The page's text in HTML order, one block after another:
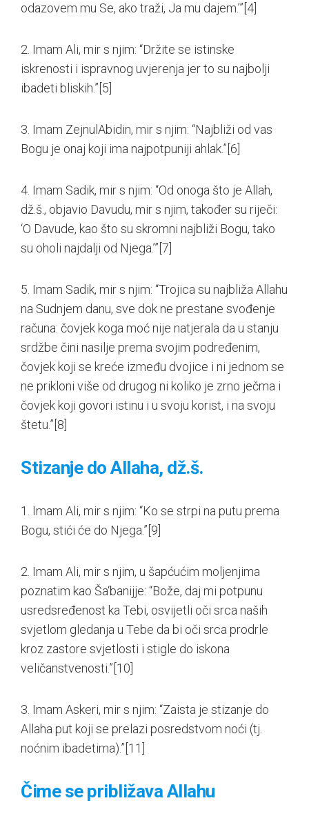
odazovem mu Se, ako traži, Ja mu dajem.’” [4]
2. Imam Ali, mir s njim: “Držite se istinske
iskrenosti i ispravnog uvjerenja jer to su najbolji
ibadeti bliskih.” [5]
3. Imam Zejnul­Abidin, mir s njim: “Najbliži od vas
Bogu je onaj koji ima najpotpuniji ahlak.” [6]
4. Imam Sadik, mir s njim: “Od onoga što je Allah,
dž.š., objavio Davudu, mir s njim, također su riječi:
‘O Davude, kao što su skromni najbliži Bogu, tako
su oholi najdalji od Njega.’” [7]
5. Imam Sadik, mir s njim: “Trojica su najbliža Allahu
na Sudnjem danu, sve dok ne prestane svođenje
računa: čovjek koga moć nije natjerala da u stanju
srdžbe čini nasilje prema svojim podređenim,
čovjek koji se kreće između dvojice i ni jednom se
ne prikloni više od drugog ni koliko je zrno ječma i
čovjek koji govori istinu i u svoju korist, i na svoju
štetu.” [8]
Stizanje do Allaha, dž.š.
1. Imam Ali, mir s njim: “Ko se strpi na putu prema
Bogu, stići će do Njega.” [9]
2. Imam Ali, mir s njim, u šapćućim moljenjima
poznatim kao Ša‘banijje: “Bože, daj mi potpunu
usredsređenost ka Tebi, osvijetli oči srca naših
svjetlom gledanja u Tebe da bi oči srca prodrle
kroz zastore svjetlosti i stigle do iskona
veličanstvenosti.” [10]
3. Imam Askeri, mir s njim: “Zaista je stizanje do
Allaha put koji se prelazi posredstvom noći (tj.
noćnim ibadetima).” [11]
Čime se približava Allahu